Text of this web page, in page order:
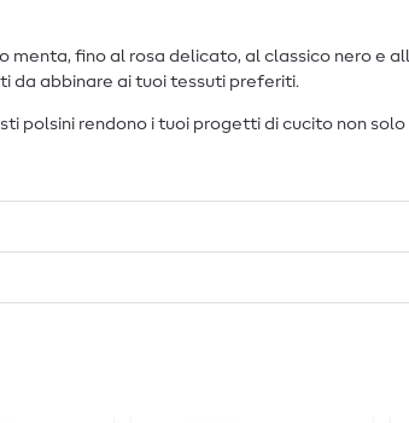
menta, fino al rosa delicato, al classico nero e
da abbinare ai tuoi tessuti preferiti.
polsini rendono i tuoi progetti di cucito non